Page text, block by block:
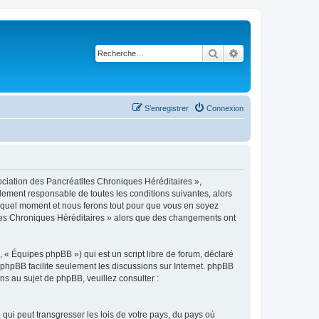
Rechercher
Connexion
S’enregistrer
des Pancréatites Chroniques Héréditaires »,
responsable de toutes les conditions suivantes, alors
moment et nous ferons tout pour que vous en soyez
Chroniques Héréditaires » alors que des changements ont
Équipes phpBB ») qui est un script libre de forum, déclaré
facilite seulement les discussions sur Internet. phpBB
au sujet de phpBB, veuillez consulter :
peut transgresser les lois de votre pays, du pays où